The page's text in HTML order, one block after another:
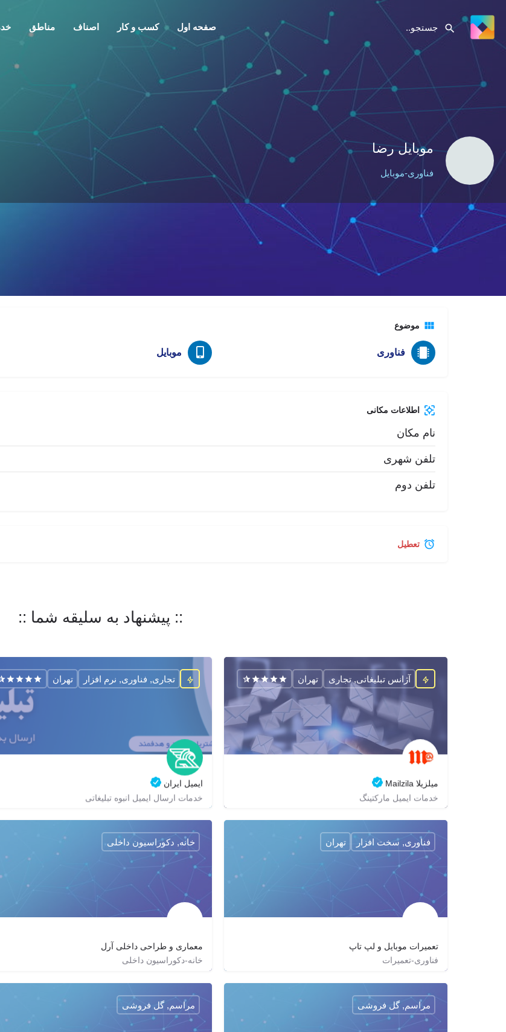
صفحه اول کسب و کار اصناف مناطق
موبایل رضا
فناوری-موبایل
موضوع
فناوری موبایل
اطلاعات مکانی
نام مکان
تلفن شهری
تلفن دوم
تعطیل
:: پیشنهاد به سلیقه شما ::
میلزیلا Mailzila
خدمات ایمیل مارکتینگ
https://mailzila.com
آژانس تبلیغاتی, تجاری تهران
ایمیل ایران
خدمات ارسال ایمیل انبوه تبلیغاتی
https://email-iran.com/
تجاری, فناوری, نرم افزار تهران
تعمیرات موبایل و لپ تاپ
فناوری-تعمیرات
http://asracctv.com
فناوری, سخت افزار تهران
معماری و طراحی داخلی آرل
خانه-دکوراسیون داخلی
خانه, دکوراسیون داخلی
مراسم, گل فروشی مراسم, گل فروشی